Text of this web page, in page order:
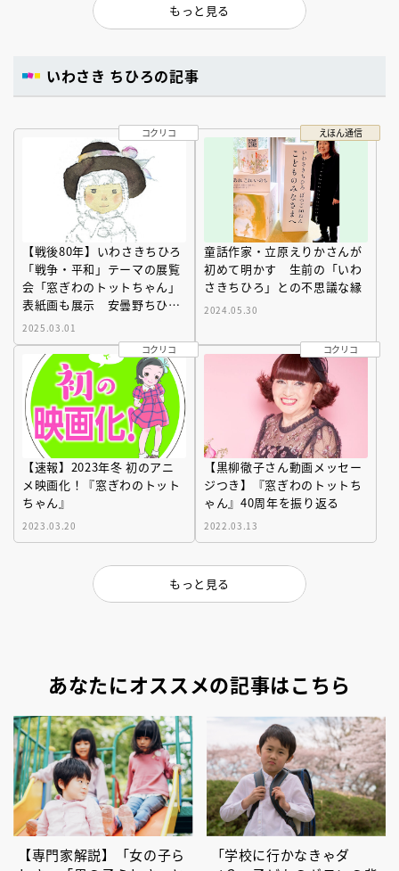
もっと見る
いわさき ちひろの記事
コクリコ
【戦後80年】いわさきちひろ
「戦争・平和」テーマの展覧
会「窓ぎわのトットちゃん」
表紙画も展示 安曇野ちひろ
美術館（長野県）
2025.03.01
えほん通信
童話作家・立原えりかさんが
初めて明かす 生前の「いわ
さきちひろ」との不思議な縁
2024.05.30
コクリコ
【速報】2023年冬 初のアニ
メ映画化！『窓ぎわのトット
ちゃん』
2023.03.20
コクリコ
【黒柳徹子さん動画メッセー
ジつき】『窓ぎわのトットち
ゃん』40周年を振り返る
2022.03.13
もっと見る
あなたにオススメの記事はこちら
【専門家解説】「女の子ら
「学校に行かなきゃダ